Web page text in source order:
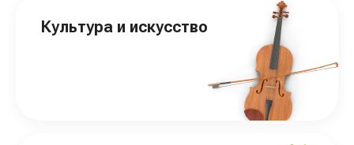
Культура и искусство